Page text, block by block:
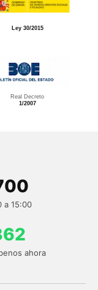
Ley 30/2015
Real Decreto
1/2007
a 15:00
ahora